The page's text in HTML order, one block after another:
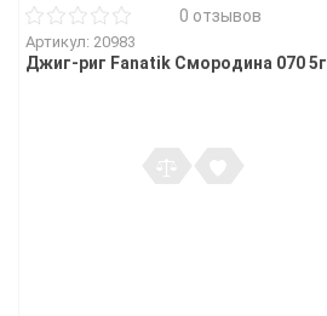
0 отзывов
Артикул: 20983
Джиг-риг Fanatik Смородина 070 5г